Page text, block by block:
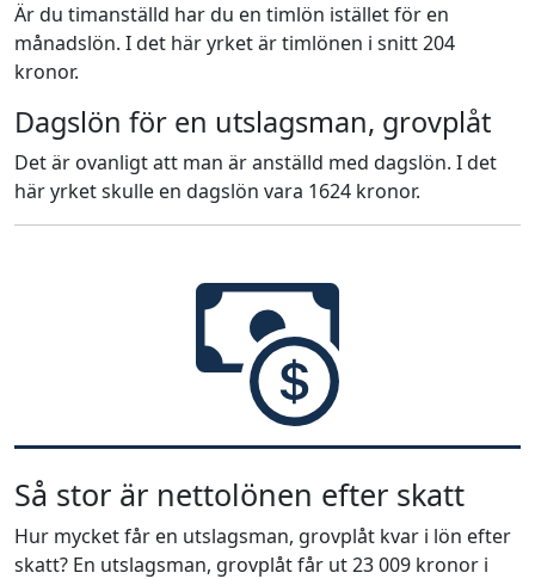
Är du timanställd har du en timlön istället för en
månadslön. I det här yrket är timlönen i snitt 204
kronor.
Dagslön för en utslagsman, grovplåt
Det är ovanligt att man är anställd med dagslön. I det
här yrket skulle en dagslön vara 1624 kronor.
Så stor är nettolönen efter skatt
Hur mycket får en utslagsman, grovplåt kvar i lön efter
skatt? En utslagsman, grovplåt får ut 23 009 kronor i